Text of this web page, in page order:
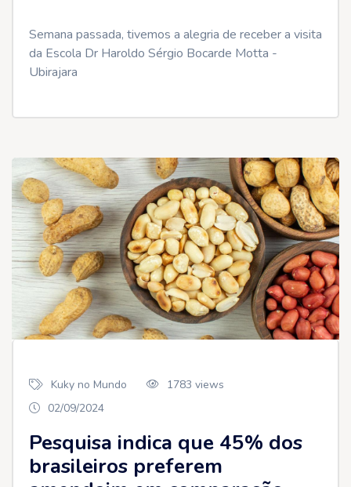
Semana passada, tivemos a alegria de receber a visita
da Escola Dr Haroldo Sérgio Bocarde Motta -
Ubirajara
Kuky no Mundo
1783 views
02/09/2024
Pesquisa indica que 45% dos
brasileiros preferem